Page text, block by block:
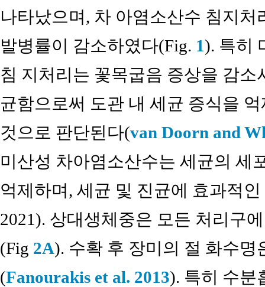
나타났으며, 차 아염소산수 침지
발병률이 감소하였다(Fig. 1). 특히
침 지처리는 꽃목굽음 증상을 감
균함으로써 도관 내 세균 증식을
것으로 판단된다(van Doorn and
미산성 차아염소산수는 세균의 세
억제하며, 세균 및 진균에 효과적
2021). 상대생체중은 모든 처리구
(Fig 2A). 수확 후 장미의 절 화수
(Fanourakis et al. 2013). 특히 수분